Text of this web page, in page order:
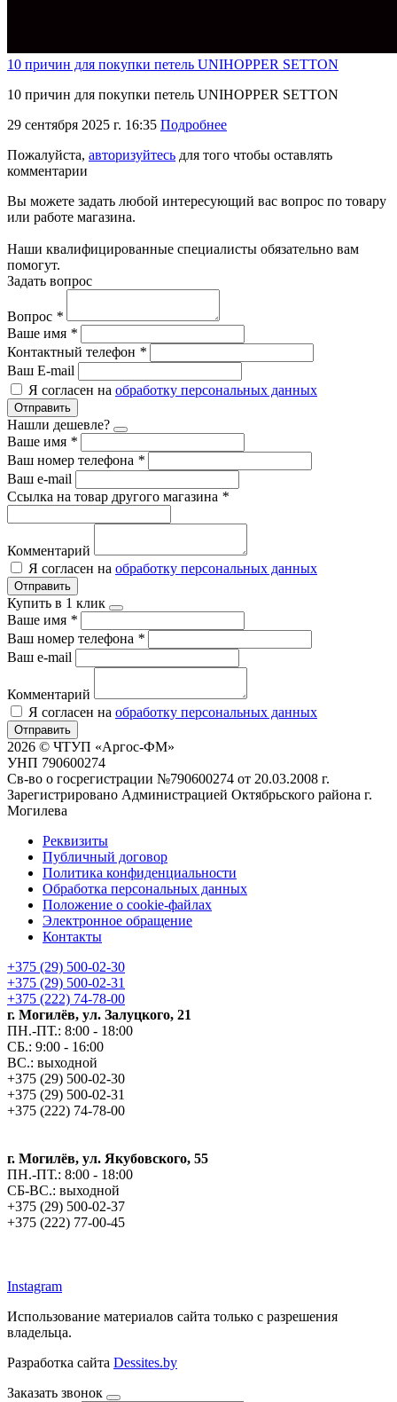
10 причин для покупки петель UNIHOPPER SETTON
10 причин для покупки петель UNIHOPPER SETTON
29 сентября 2025 г. 16:35 Подробнее
Пожалуйста, авторизуйтесь для того чтобы оставлять
комментарии
Вы можете задать любой интересующий вас вопрос по товару
или работе магазина.
Наши квалифицированные специалисты обязательно вам
помогут.
Задать вопрос
Вопрос *
Ваше имя *
Контактный телефон *
Ваш E-mail
Я согласен на обработку персональных данных
Отправить
Нашли дешевле?
Ваше имя *
Ваш номер телефона *
Ваш e-mail
Ссылка на товар другого магазина *
Комментарий
Я согласен на обработку персональных данных
Отправить
Купить в 1 клик
Ваше имя *
Ваш номер телефона *
Ваш e-mail
Комментарий
Я согласен на обработку персональных данных
Отправить
2026 © ЧТУП «Аргос-ФМ»
УНП 790600274
Св-во о госрегистрации №790600274 от 20.03.2008 г.
Зарегистрировано Администрацией Октябрьского района г.
Могилева
Реквизиты
Публичный договор
Политика конфиденциальности
Обработка персональных данных
Положение о cookie-файлах
Электронное обращение
Контакты
+375 (29) 500-02-30
+375 (29) 500-02-31
+375 (222) 74-78-00
г. Могилёв, ул. Залуцкого, 21
ПН.-ПТ.: 8:00 - 18:00
СБ.: 9:00 - 16:00
ВС.: выходной
+375 (29) 500-02-30
+375 (29) 500-02-31
+375 (222) 74-78-00
г. Могилёв, ул. Якубовского, 55
ПН.-ПТ.: 8:00 - 18:00
СБ-ВС.: выходной
+375 (29) 500-02-37
+375 (222) 77-00-45
Instagram
Использование материалов сайта только с разрешения
владельца.
Разработка сайта Dessites.by
Заказать звонок